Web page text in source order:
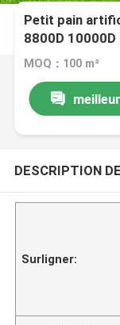
Petit pain
8800D
jardin
MOQ：100 m²
DESCRIPTION
Surligner: